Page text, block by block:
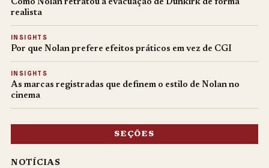
Como Nolan retratou a evacuação de Dunkirk de forma
realista
INSIGHTS
Por que Nolan prefere efeitos práticos em vez de CGI
INSIGHTS
As marcas registradas que definem o estilo de Nolan no
cinema
SEÇÕES
NOTÍCIAS